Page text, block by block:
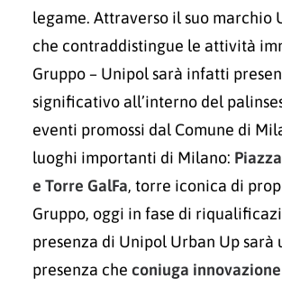
legame. Attraverso il suo marchio
che contraddistingue le attività
Gruppo – Unipol sarà infatti
significativo all’interno del
eventi promossi dal Comune di
luoghi importanti di Milano:
e Torre GalFa, torre iconica di
Gruppo, oggi in fase di
presenza di Unipol Urban Up sarà
presenza che coniuga